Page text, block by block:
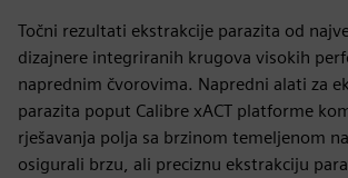
Točni rezultati ekstrakcije parazita od
dizajnere integriranih krugova visokih
naprednim čvorovima. Napredni alati za
parazita poput Calibre xACT platforme
rješavanja polja sa brzinom temeljenom
osigurali brzu, ali preciznu ekstrakciju